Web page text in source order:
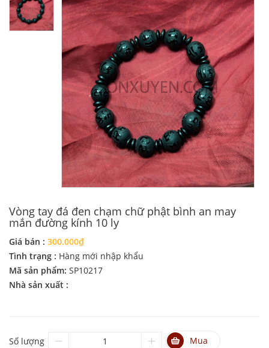
Vòng tay đá đen chạm chữ phật bình an may
mắn đường kính 10 ly
Giá bán : 300.000₫
Tình trạng : Hàng mới nhập khẩu
Mã sản phẩm: SP10217
Nhà sản xuất :
Số lượng Mua